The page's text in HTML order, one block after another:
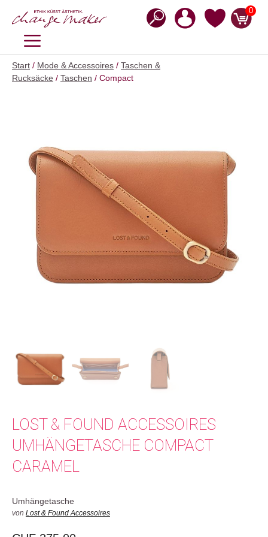
Inhalt
0
MENÜ
Start / Mode & Accessoires / Taschen &
Rucksäcke / Taschen / Compact
LOST & FOUND ACCESSOIRES
UMHÄNGETASCHE COMPACT
CARAMEL
Umhängetasche
von Lost & Found Accessoires